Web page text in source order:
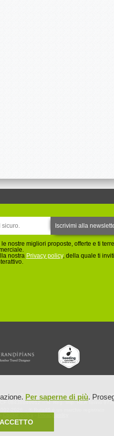
Per saperne di più.
ACCETTO
nostre migliori proposte, offerte e ti
nostra Privacy policy, della quale ti
da Padova, 1 – 10121 – Torino – Italia –
08438840012 – N. Reg. Imp. REA Torino
Privacy policy